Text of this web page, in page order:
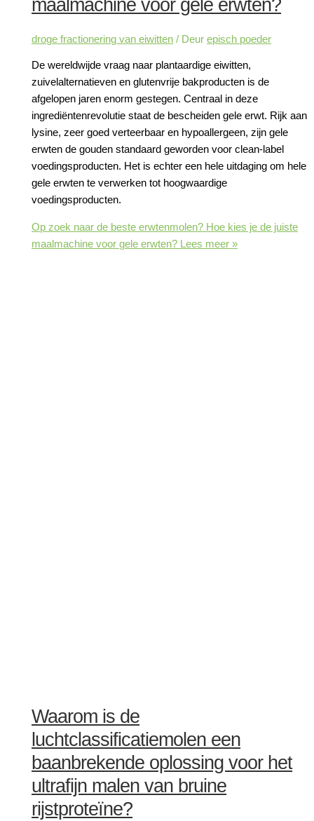
maalmachine voor gele erwten?
droge fractionering van eiwitten / Deurepisch poeder
De wereldwijde vraag naar plantaardige eiwitten,
zuivelalternatieven en glutenvrije bakproducten is de
afgelopen jaren enorm gestegen. Centraal in deze
ingrediëntenrevolutie staat de bescheiden gele erwt. Rijk aan
lysine, zeer goed verteerbaar en hypoallergeen, zijn gele
erwten de gouden standaard geworden voor clean-label
voedingsproducten. Het is echter een hele uitdaging om hele
gele erwten te verwerken tot hoogwaardige
voedingsproducten.
Op zoek naar de beste erwtenmolen? Hoe kies je de juiste
maalmachine voor gele erwten? Lees meer »
Waarom is de
luchtclassificatiemolen een
baanbrekende oplossing voor het
ultrafijn malen van bruine
rijstproteïne?